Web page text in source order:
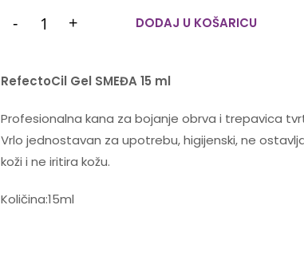
- + DODAJ U KOŠARICU
RefectoCil Gel SMEĐA 15 ml
Profesionalna kana za bojanje obrva i trepavica
Vrlo jednostavan za upotrebu, higijenski, ne
koži i ne iritira kožu.
Količina:15ml